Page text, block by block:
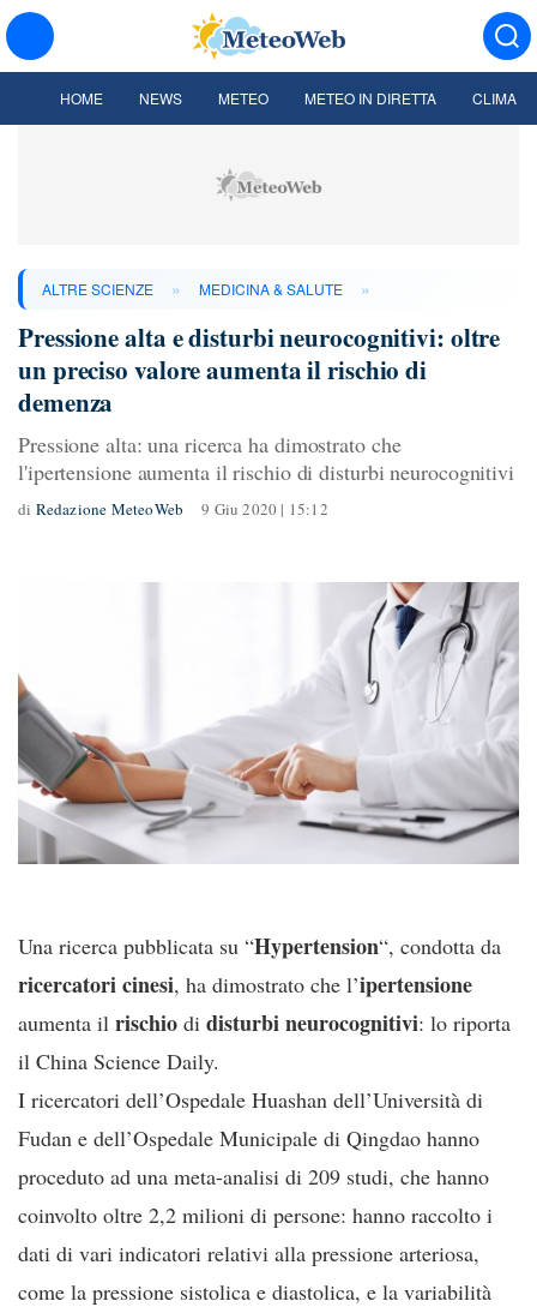
HOME NEWS METEO METEO IN DIRETTA CLIMA
ALTRE SCIENZE » MEDICINA & SALUTE »
Pressione alta e disturbi neurocognitivi: oltre
un preciso valore aumenta il rischio di
demenza
Pressione alta: una ricerca ha dimostrato che
l'ipertensione aumenta il rischio di disturbi neurocognitivi
di Redazione MeteoWeb 9 Giu 2020 | 15:12
Una ricerca pubblicata su “Hypertension“, condotta da
ricercatori cinesi, ha dimostrato che l’ipertensione
aumenta il rischio di disturbi neurocognitivi: lo riporta
il China Science Daily.
I ricercatori dell’Ospedale Huashan dell’Università di
Fudan e dell’Ospedale Municipale di Qingdao hanno
proceduto ad una meta-analisi di 209 studi, che hanno
coinvolto oltre 2,2 milioni di persone: hanno raccolto i
dati di vari indicatori relativi alla pressione arteriosa,
come la pressione sistolica e diastolica, e la variabilità